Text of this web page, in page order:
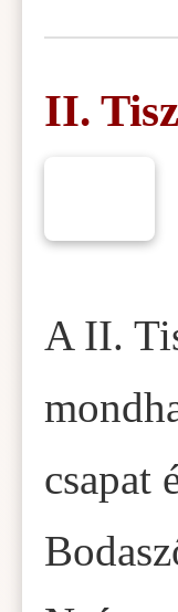
II.
A II.
csapat